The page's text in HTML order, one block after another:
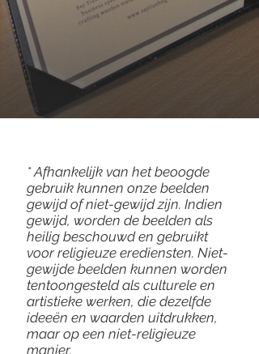
* Afhankelijk van het beoogde
gebruik kunnen onze beelden
gewijd of niet-gewijd zijn. Indien
gewijd, worden de beelden als
heilig beschouwd en gebruikt
voor religieuze erediensten. Niet-
gewijde beelden kunnen worden
tentoongesteld als culturele en
artistieke werken, die dezelfde
ideeën en waarden uitdrukken,
maar op een niet-religieuze
manier.